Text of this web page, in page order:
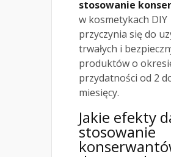
stosowanie
w kosmetykach DIY
przyczynia się do
trwałych i
produktów o
przydatności od 2
miesięcy.
Jakie efekty
stosowanie